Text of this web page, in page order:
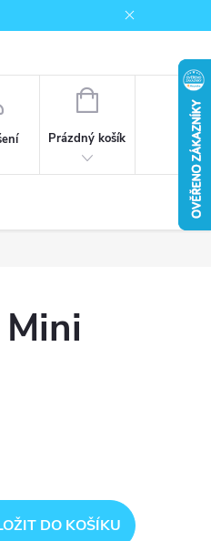
NÁKUPNÍ
Prázdný košík
DO KOŠÍKU